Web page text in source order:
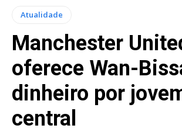
Atualidade
Manchester
oferece Wan-
dinheiro por
central